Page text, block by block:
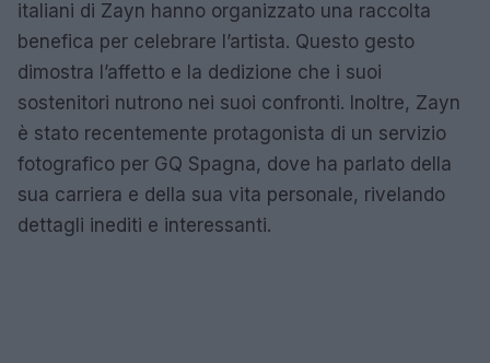
italiani di Zayn hanno organizzato una raccolta
benefica per celebrare l’artista. Questo gesto
dimostra l’affetto e la dedizione che i suoi
sostenitori nutrono nei suoi confronti. Inoltre, Zayn
è stato recentemente protagonista di un servizio
fotografico per GQ Spagna, dove ha parlato della
sua carriera e della sua vita personale, rivelando
dettagli inediti e interessanti.